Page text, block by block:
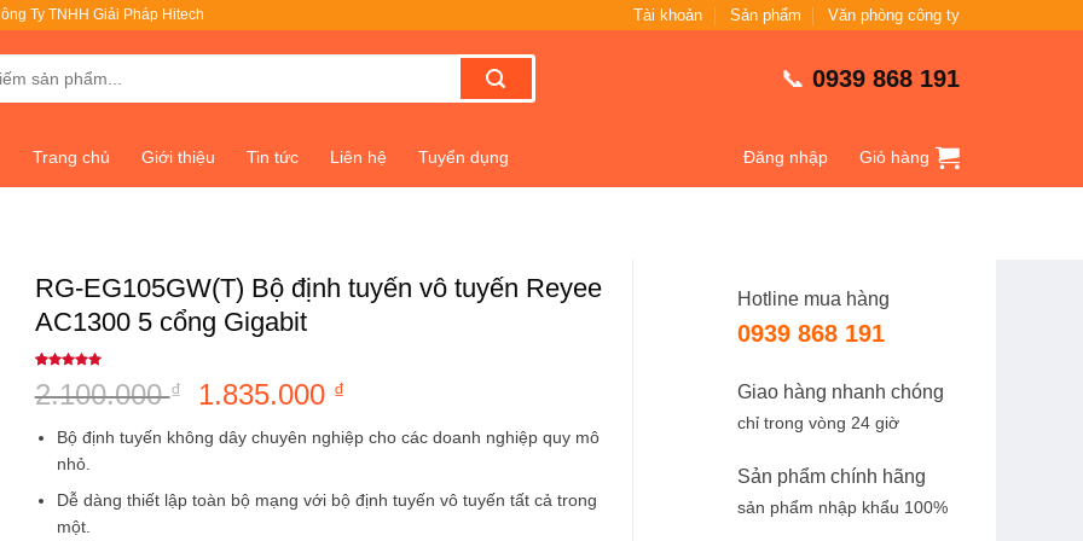
Ty TNHH Giải Pháp Hitech Tài khoản Sản phẩm Văn phòng công ty
📞 0939 868 191
Trang chủ Giới thiệu Tin tức Liên hệ Tuyển dụng Đăng nhập Giỏ hàng
Hotline mua hàng
0939 868 191
Giao hàng nhanh chóng
chỉ trong vòng 24 giờ
Sản phẩm chính hãng
sản phẩm nhập khẩu 100%
RG-EG105GW(T) Bộ định tuyến vô tuyến Reyee
AC1300 5 cổng Gigabit
dựa trên
đánh giá
2.100.000₫
Giá
gốc
là:
1.835.000 ₫
hiện
tại
1.835.000 ₫.
Bộ định tuyến không dây chuyên nghiệp cho các doanh nghiệp quy mô
nhỏ.
Dễ dàng thiết lập toàn bộ mạng với bộ định tuyến vô tuyến tất cả trong
một.